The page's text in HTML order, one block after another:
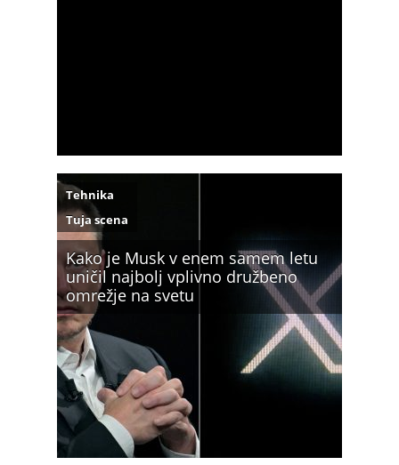
Kako je Musk v enem samem letu
uničil najbolj vplivno družbeno
omrežje na svetu
Tehnika
Tuja scena